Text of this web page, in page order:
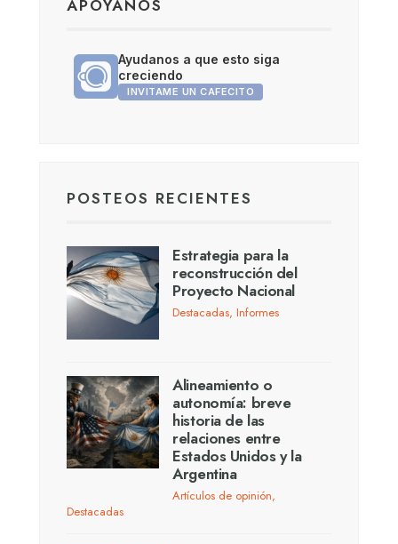
APOYANOS
Ayudanos a que esto siga
creciendo
INVITAME UN CAFECITO
POSTEOS RECIENTES
Estrategia para la
reconstrucción del
Proyecto Nacional
Destacadas, Informes
Alineamiento o
autonomía: breve
historia de las
relaciones entre
Estados Unidos y la
Argentina
Artículos de opinión,
Destacadas